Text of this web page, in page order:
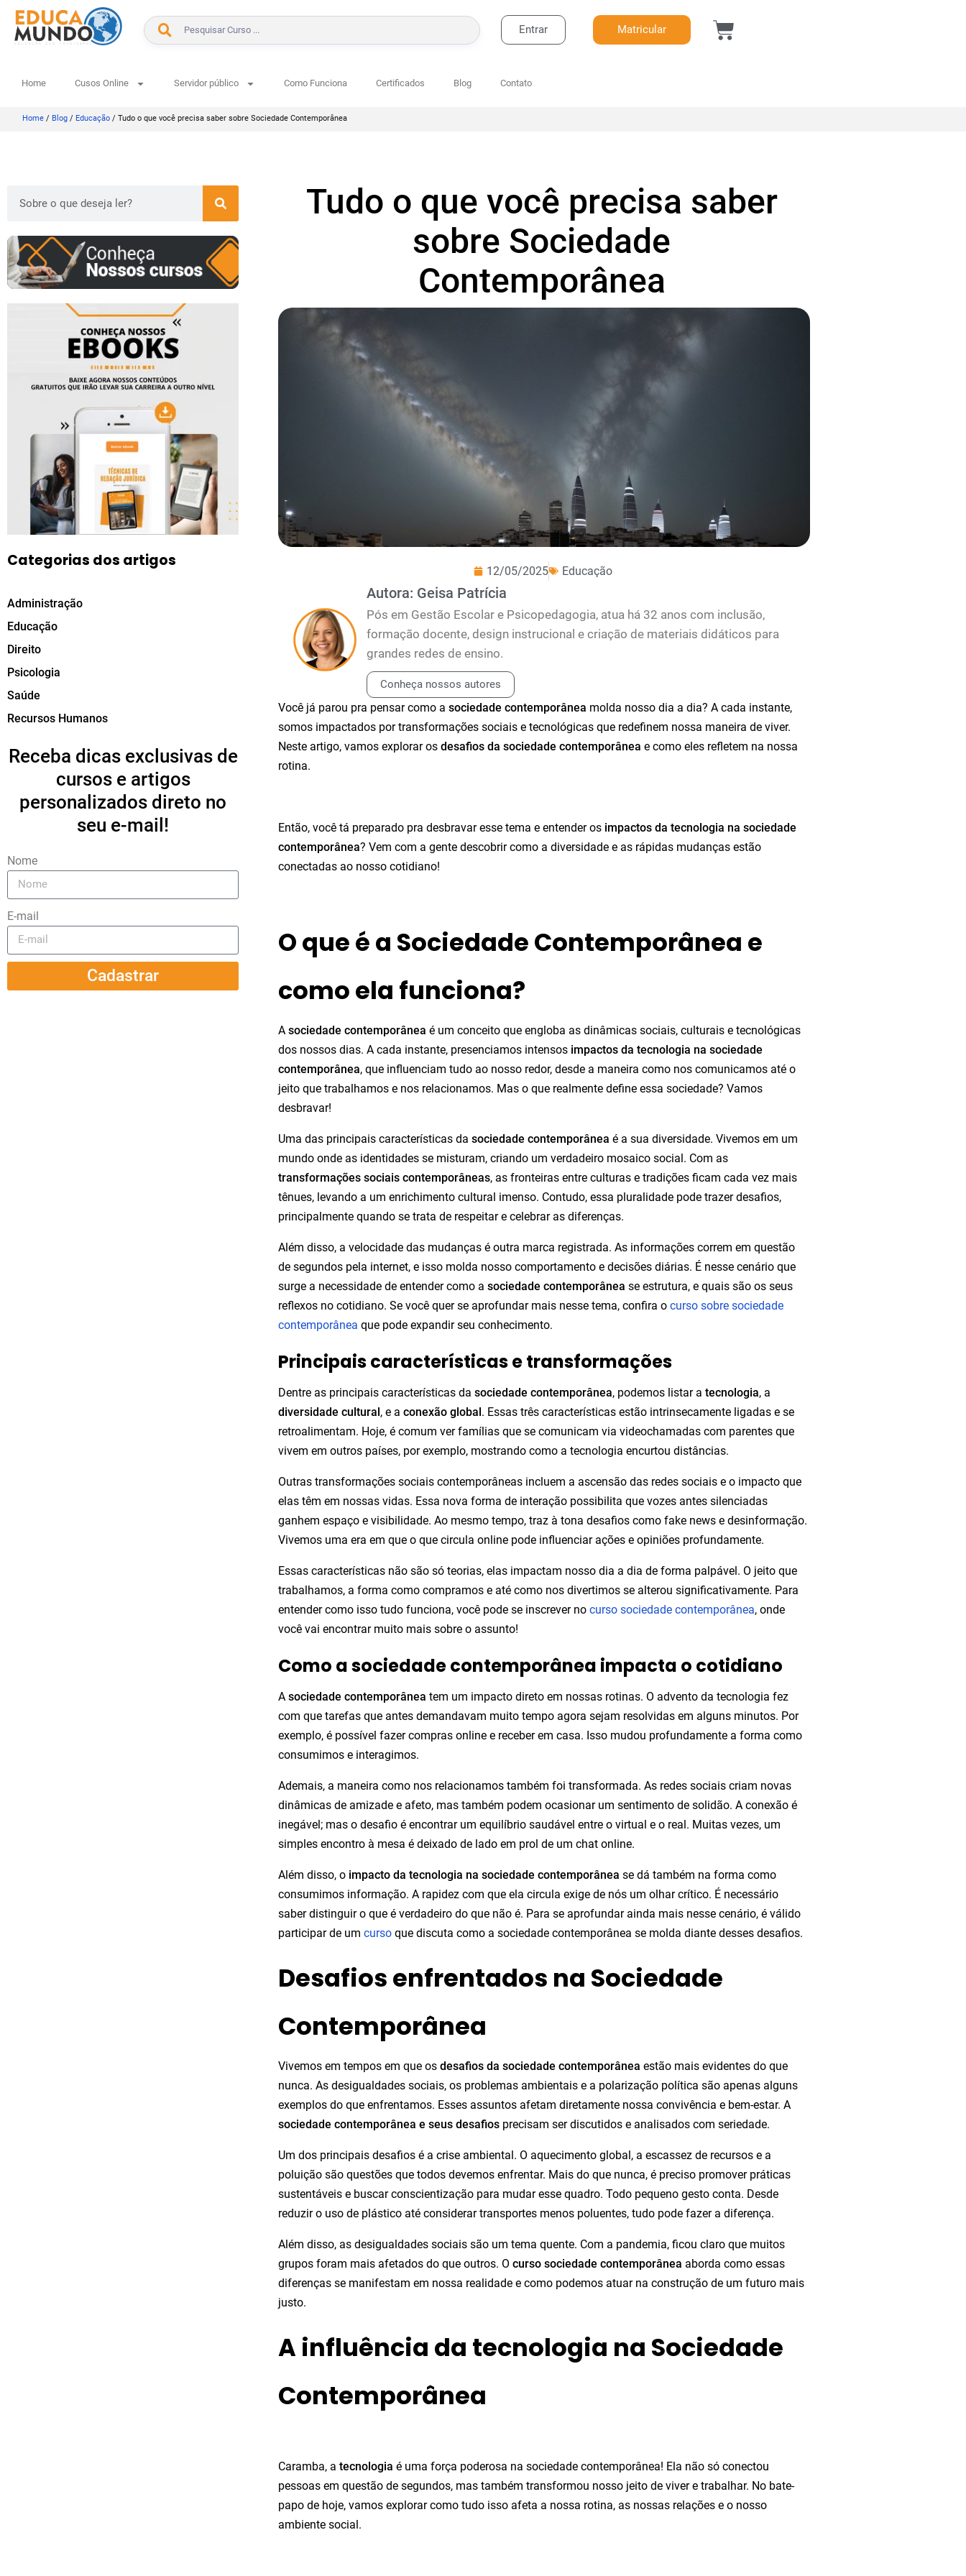
BUSCAR Entrar Matricular
Home Cusos Online Servidor público Como Funciona Certificados Blog Contato
Home / Blog / Educação / Tudo o que você precisa saber sobre Sociedade Contemporânea
Categorias dos artigos
Administração
Educação
Direito
Psicologia
Saúde
Recursos Humanos
Receba dicas exclusivas de
cursos e artigos
personalizados direto no
seu e-mail!
Nome
E-mail
Cadastrar
Tudo o que você precisa saber
sobre Sociedade
Contemporânea
12/05/2025 Educação
Autora: Geisa Patrícia
Pós em Gestão Escolar e Psicopedagogia, atua há 32 anos com inclusão,
formação docente, design instrucional e criação de materiais didáticos para
grandes redes de ensino.
Conheça nossos autores
Você já parou pra pensar como a sociedade contemporânea molda nosso dia a dia? A cada instante,
somos impactados por transformações sociais e tecnológicas que redefinem nossa maneira de viver.
Neste artigo, vamos explorar os desafios da sociedade contemporânea e como eles refletem na nossa
rotina.
Então, você tá preparado pra desbravar esse tema e entender os impactos da tecnologia na sociedade
contemporânea? Vem com a gente descobrir como a diversidade e as rápidas mudanças estão
conectadas ao nosso cotidiano!
O que é a Sociedade Contemporânea e
como ela funciona?
A sociedade contemporânea é um conceito que engloba as dinâmicas sociais, culturais e tecnológicas
dos nossos dias. A cada instante, presenciamos intensos impactos da tecnologia na sociedade
contemporânea, que influenciam tudo ao nosso redor, desde a maneira como nos comunicamos até o
jeito que trabalhamos e nos relacionamos. Mas o que realmente define essa sociedade? Vamos
desbravar!
Uma das principais características da sociedade contemporânea é a sua diversidade. Vivemos em um
mundo onde as identidades se misturam, criando um verdadeiro mosaico social. Com as
transformações sociais contemporâneas, as fronteiras entre culturas e tradições ficam cada vez mais
tênues, levando a um enrichimento cultural imenso. Contudo, essa pluralidade pode trazer desafios,
principalmente quando se trata de respeitar e celebrar as diferenças.
Além disso, a velocidade das mudanças é outra marca registrada. As informações correm em questão
de segundos pela internet, e isso molda nosso comportamento e decisões diárias. É nesse cenário que
surge a necessidade de entender como a sociedade contemporânea se estrutura, e quais são os seus
reflexos no cotidiano. Se você quer se aprofundar mais nesse tema, confira o curso sobre sociedade
contemporânea que pode expandir seu conhecimento.
Principais características e transformações
Dentre as principais características da sociedade contemporânea, podemos listar a tecnologia, a
diversidade cultural , e a conexão global . Essas três características estão intrinsecamente ligadas e se
retroalimentam. Hoje, é comum ver famílias que se comunicam via videochamadas com parentes que
vivem em outros países, por exemplo, mostrando como a tecnologia encurtou distâncias.
Outras transformações sociais contemporâneas incluem a ascensão das redes sociais e o impacto que
elas têm em nossas vidas. Essa nova forma de interação possibilita que vozes antes silenciadas
ganhem espaço e visibilidade. Ao mesmo tempo, traz à tona desafios como fake news e desinformação.
Vivemos uma era em que o que circula online pode influenciar ações e opiniões profundamente.
Essas características não são só teorias, elas impactam nosso dia a dia de forma palpável. O jeito que
trabalhamos, a forma como compramos e até como nos divertimos se alterou significativamente. Para
entender como isso tudo funciona, você pode se inscrever no curso sociedade contemporânea, onde
você vai encontrar muito mais sobre o assunto!
Como a sociedade contemporânea impacta o cotidiano
A sociedade contemporânea tem um impacto direto em nossas rotinas. O advento da tecnologia fez
com que tarefas que antes demandavam muito tempo agora sejam resolvidas em alguns minutos. Por
exemplo, é possível fazer compras online e receber em casa. Isso mudou profundamente a forma como
consumimos e interagimos.
Ademais, a maneira como nos relacionamos também foi transformada. As redes sociais criam novas
dinâmicas de amizade e afeto, mas também podem ocasionar um sentimento de solidão. A conexão é
inegável; mas o desafio é encontrar um equilíbrio saudável entre o virtual e o real. Muitas vezes, um
simples encontro à mesa é deixado de lado em prol de um chat online.
Além disso, o impacto da tecnologia na sociedade contemporânea se dá também na forma como
consumimos informação. A rapidez com que ela circula exige de nós um olhar crítico. É necessário
saber distinguir o que é verdadeiro do que não é. Para se aprofundar ainda mais nesse cenário, é válido
participar de um curso que discuta como a sociedade contemporânea se molda diante desses desafios.
Desafios enfrentados na Sociedade
Contemporânea
Vivemos em tempos em que os desafios da sociedade contemporânea estão mais evidentes do que
nunca. As desigualdades sociais, os problemas ambientais e a polarização política são apenas alguns
exemplos do que enfrentamos. Esses assuntos afetam diretamente nossa convivência e bem-estar. A
sociedade contemporânea e seus desafios precisam ser discutidos e analisados com seriedade.
Um dos principais desafios é a crise ambiental. O aquecimento global, a escassez de recursos e a
poluição são questões que todos devemos enfrentar. Mais do que nunca, é preciso promover práticas
sustentáveis e buscar conscientização para mudar esse quadro. Todo pequeno gesto conta. Desde
reduzir o uso de plástico até considerar transportes menos poluentes, tudo pode fazer a diferença.
Além disso, as desigualdades sociais são um tema quente. Com a pandemia, ficou claro que muitos
grupos foram mais afetados do que outros. O curso sociedade contemporânea aborda como essas
diferenças se manifestam em nossa realidade e como podemos atuar na construção de um futuro mais
justo.
A influência da tecnologia na Sociedade
Contemporânea
Caramba, a tecnologia é uma força poderosa na sociedade contemporânea! Ela não só conectou
pessoas em questão de segundos, mas também transformou nosso jeito de viver e trabalhar. No bate-
papo de hoje, vamos explorar como tudo isso afeta a nossa rotina, as nossas relações e o nosso
ambiente social.